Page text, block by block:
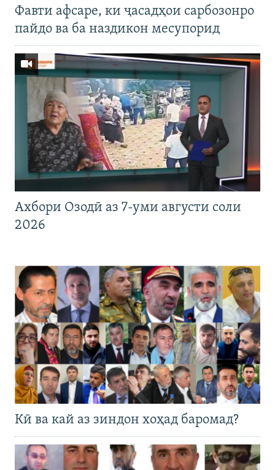
Фавти афсаре, ки ҷасадҳои сарбозонро
пайдо ва ба наздикон месупорид
Ахбори Озодӣ аз 7-уми августи соли
2026
Кӣ ва кай аз зиндон хоҳад баромад?